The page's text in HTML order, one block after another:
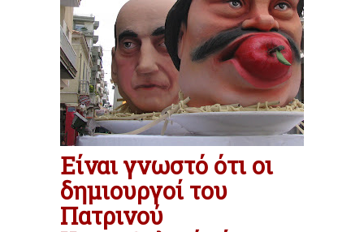
Είναι γνωστό ότι οι
δημιουργοί του
Πατρινού